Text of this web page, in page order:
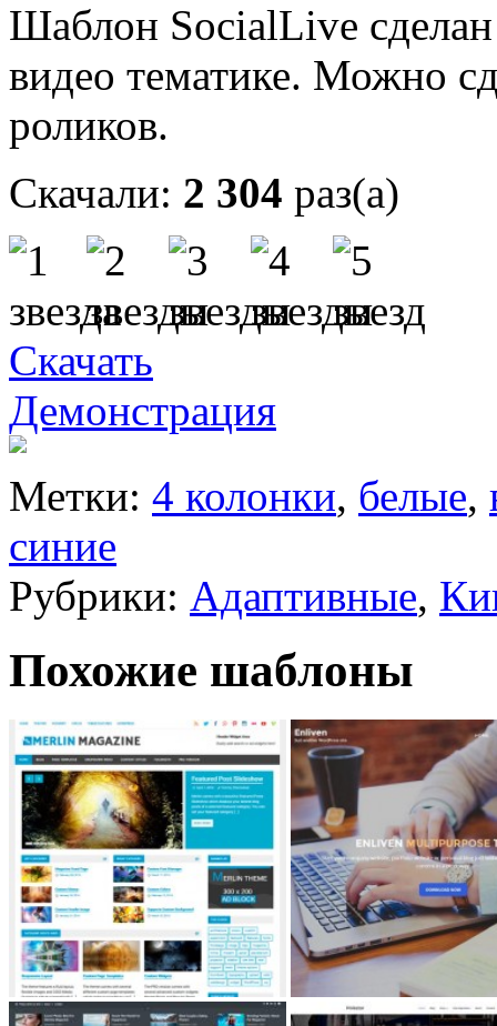
Шаблон SocialLive
видео тематике. Можно
роликов.
Скачали: 2 304 раз(а)
Скачать
Демонстрация
Метки: 4 колонки, белые,
синие
Рубрики: Адаптивные,
Похожие шаблоны